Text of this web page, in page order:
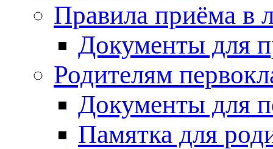
Правила приёма в
Документы для
Родителям
Документы для
Памятка для